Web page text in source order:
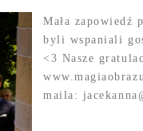
Mała zapowiedź
byli wspaniali
<3 Nasze
maila: